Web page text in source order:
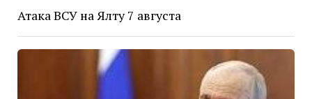
Атака ВСУ на Ялту 7 августа